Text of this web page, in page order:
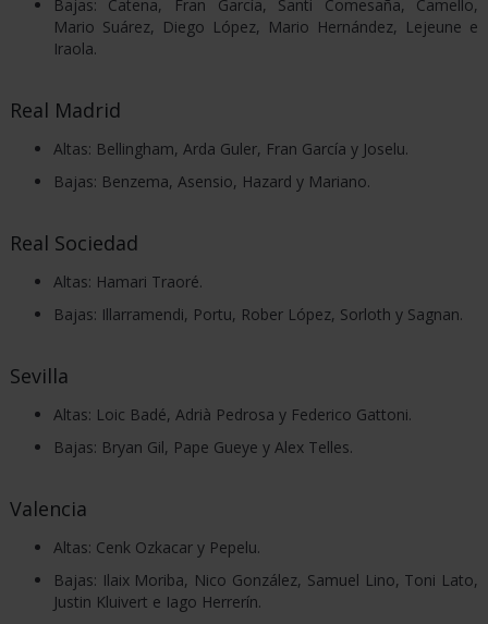
Bajas: Catena, Fran García, Santi Comesaña, Camello,
Mario Suárez, Diego López, Mario Hernández, Lejeune e
Iraola.
Real Madrid
Altas: Bellingham, Arda Guler, Fran García y Joselu.
Bajas: Benzema, Asensio, Hazard y Mariano.
Real Sociedad
Altas: Hamari Traoré.
Bajas: Illarramendi, Portu, Rober López, Sorloth y Sagnan.
Sevilla
Altas: Loic Badé, Adrià Pedrosa y Federico Gattoni.
Bajas: Bryan Gil, Pape Gueye y Alex Telles.
Valencia
Altas: Cenk Ozkacar y Pepelu.
Bajas: Ilaix Moriba, Nico González, Samuel Lino, Toni Lato,
Justin Kluivert e Iago Herrerín.